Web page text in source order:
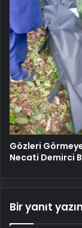
Gözleri
Necati Demirci
Bir yanıt yazın